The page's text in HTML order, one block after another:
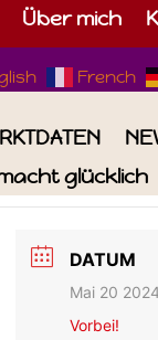
Über mich
French
glücklich
DATUM
Mai 20 2024
Vorbei!